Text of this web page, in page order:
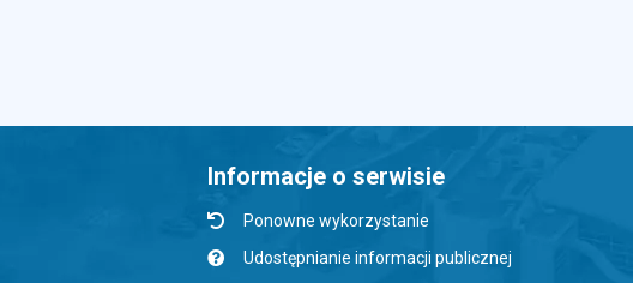
Informacje o serwisie
Ponowne wykorzystanie
Udostępnianie informacji publicznej